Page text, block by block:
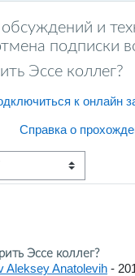
и
подписки
Эссе коллег?
к онлайн
Справка о
Эссе коллег?
Aleksey Anatolevih -